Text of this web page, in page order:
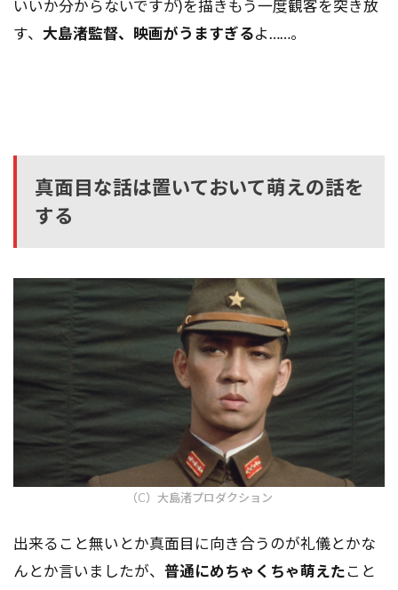
いいか分からないですが)を描きもう一度観客を突き放
す、 大島渚監督、映画がうますぎるよ……。
真面目な話は置いておいて萌えの話を
する
（C）大島渚プロダクション
出来ること無いとか真面目に向き合うのが礼儀とかな
んとか言いましたが、 普通にめちゃくちゃ萌えたこと